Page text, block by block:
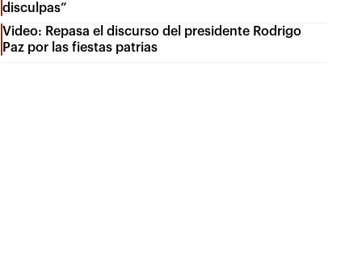
disculpas”
Video: Repasa el discurso del presidente Rodrigo
Paz por las fiestas patrias